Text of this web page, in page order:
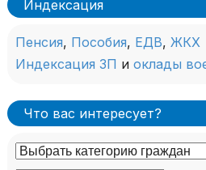
Индексация
Пенсия, Пособия, ЕДВ, ЖКХ
Индексация ЗП и оклады
Что вас интересует?